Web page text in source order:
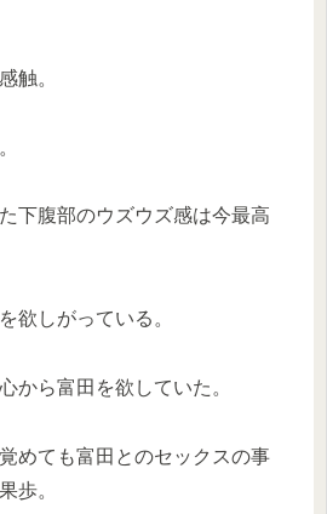
触。
下腹部のウズウズ感は今最高
欲しがっている。
から富田を欲していた。
めても富田とのセックスの事
歩。